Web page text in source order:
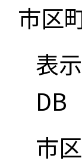
市区
表
DB
市